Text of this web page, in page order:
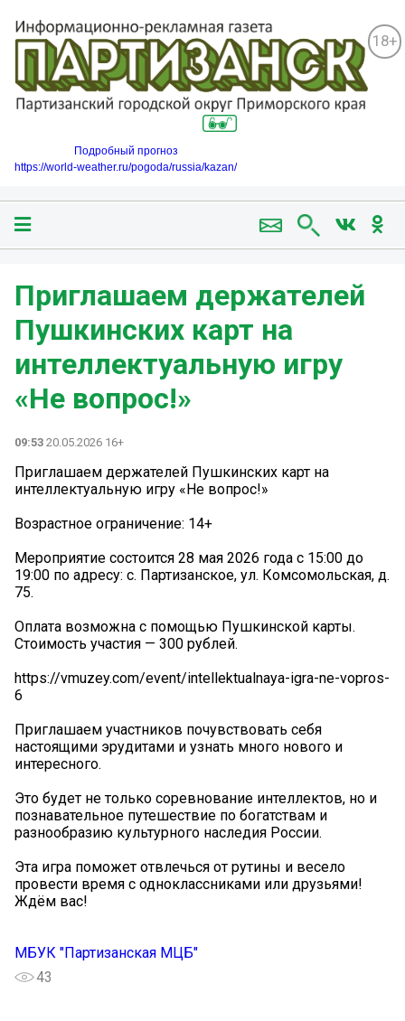
18+
Подробный прогноз
https://world-weather.ru/pogoda/russia/kazan/
Приглашаем держателей
Пушкинских карт на
интеллектуальную игру
«Не вопрос!»
09:53 20.05.2026 16+
Приглашаем держателей Пушкинских карт на
интеллектуальную игру «Не вопрос!»
Возрастное ограничение: 14+
Мероприятие состоится 28 мая 2026 года с 15:00 до
19:00 по адресу: c. Партизанское, ул. Комсомольская, д.
75.
Оплата возможна с помощью Пушкинской карты.
Стоимость участия — 300 рублей.
https://vmuzey.com/event/intellektualnaya-igra-ne-vopros-
6
Приглашаем участников почувствовать себя
настоящими эрудитами и узнать много нового и
интересного.
Это будет не только соревнование интеллектов, но и
познавательное путешествие по богатствам и
разнообразию культурного наследия России.
Эта игра поможет отвлечься от рутины и весело
провести время с одноклассниками или друзьями!
Ждём вас!
МБУК "Партизанская МЦБ"
43